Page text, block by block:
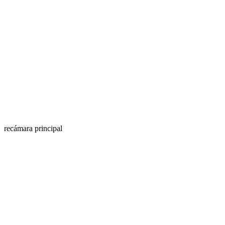
recámara principal